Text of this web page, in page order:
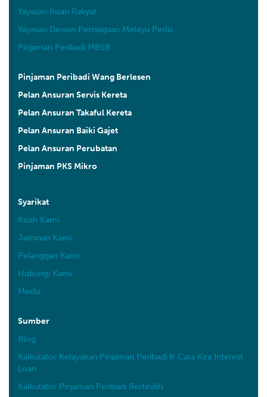
Yayasan Ihsan Rakyat
Yayasan Dewan Perniagaan Melayu Perlis
Pinjaman Peribadi MBSB
Syarikat
Kisah Kami
Jaminan Kami
Pelanggan Kami
Hubungi Kami
Media
Pinjaman Peribadi Wang Berlesen
Pelan Ansuran Servis Kereta
Pelan Ansuran Takaful Kereta
Pelan Ansuran Baiki Gajet
Pelan Ansuran Perubatan
Pinjaman PKS Mikro
Sumber
Blog
Kalkulator Kelayakan Pinjaman Peribadi & Cara Kira Interest
Loan
Kalkulator Pinjaman Peribadi Bertindih